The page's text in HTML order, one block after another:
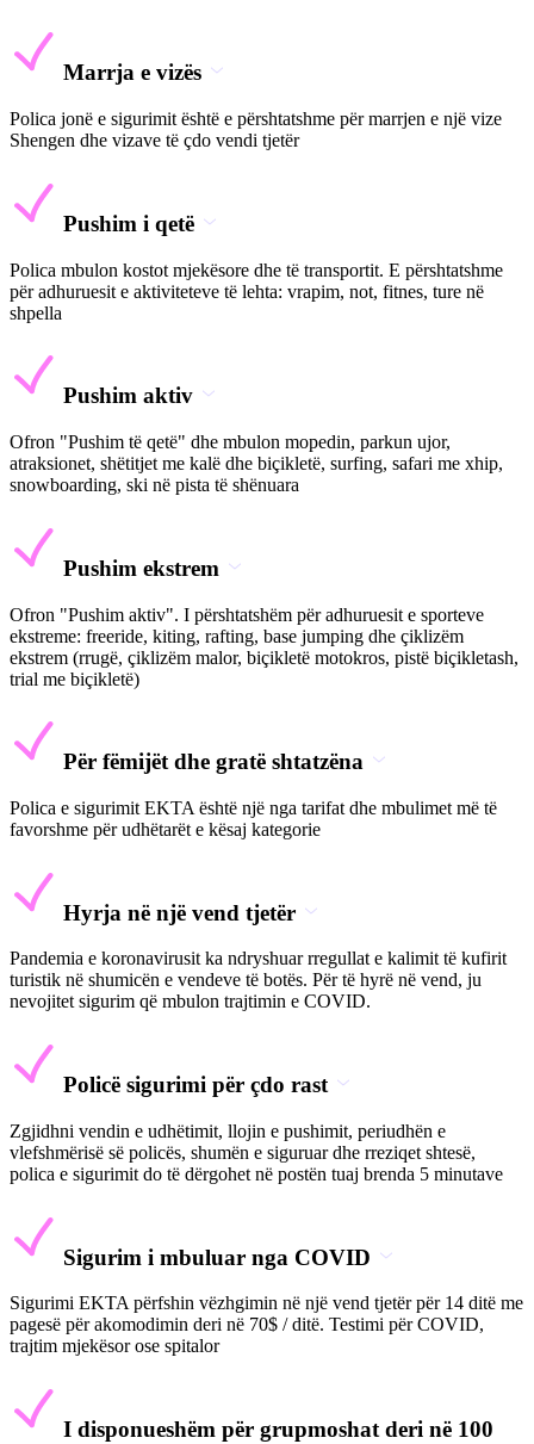
Marrja e vizës
Polica jonë e sigurimit është e përshtatshme për marrjen e një vize
Shengen dhe vizave të çdo vendi tjetër
Pushim i qetë
Polica mbulon kostot mjekësore dhe të transportit. E përshtatshme
për adhuruesit e aktiviteteve të lehta: vrapim, not, fitnes, ture në
shpella
Pushim aktiv
Ofron "Pushim të qetë" dhe mbulon mopedin, parkun ujor,
atraksionet, shëtitjet me kalë dhe biçikletë, surfing, safari me xhip,
snowboarding, ski në pista të shënuara
Pushim ekstrem
Ofron "Pushim aktiv". I përshtatshëm për adhuruesit e sporteve
ekstreme: freeride, kiting, rafting, base jumping dhe çiklizëm
ekstrem (rrugë, çiklizëm malor, biçikletë motokros, pistë biçikletash,
trial me biçikletë)
Për fëmijët dhe gratë shtatzëna
Polica e sigurimit EKTA është një nga tarifat dhe mbulimet më të
favorshme për udhëtarët e kësaj kategorie
Hyrja në një vend tjetër
Pandemia e koronavirusit ka ndryshuar rregullat e kalimit të kufirit
turistik në shumicën e vendeve të botës. Për të hyrë në vend, ju
nevojitet sigurim që mbulon trajtimin e COVID.
Policë sigurimi për çdo rast
Zgjidhni vendin e udhëtimit, llojin e pushimit, periudhën e
vlefshmërisë së policës, shumën e siguruar dhe rreziqet shtesë,
polica e sigurimit do të dërgohet në postën tuaj brenda 5 minutave
Sigurim i mbuluar nga COVID
Sigurimi EKTA përfshin vëzhgimin në një vend tjetër për 14 ditë me
pagesë për akomodimin deri në 70$ / ditë. Testimi për COVID,
trajtim mjekësor ose spitalor
I disponueshëm për grupmoshat deri në 100